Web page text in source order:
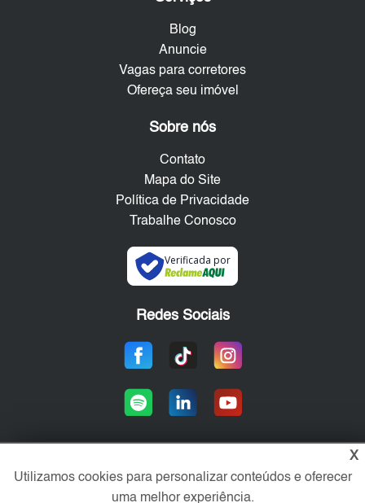
Blog
Anuncie
Vagas para corretores
Ofereça seu imóvel
Sobre nós
Contato
Mapa do Site
Política de Privacidade
Trabalhe Conosco
Verificada por
Redes Sociais
Área exclusiva aos anunciantes,
acesse sua conta:
X
Utilizamos cookies para personalizar conteúdos e oferecer
uma melhor experiência.